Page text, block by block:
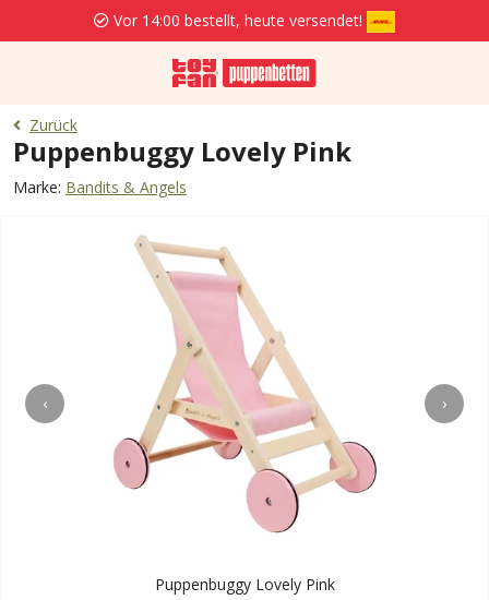
Vor 14:00 bestellt, heute versendet!
Zurück
Puppenbuggy Lovely Pink
Marke: Bandits & Angels
‹ ›
Puppenbuggy Lovely Pink